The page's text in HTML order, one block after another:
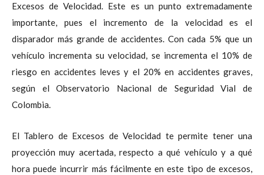
Excesos de Velocidad. Este es un punto extremadamente
importante, pues el incremento de la velocidad es el
disparador más grande de accidentes. Con cada 5% que un
vehículo incrementa su velocidad, se incrementa el 10% de
riesgo en accidentes leves y el 20% en accidentes graves,
según el Observatorio Nacional de Seguridad Vial de
Colombia.
El Tablero de Excesos de Velocidad te permite tener una
proyección muy acertada, respecto a qué vehículo y a qué
hora puede incurrir más fácilmente en este tipo de excesos,